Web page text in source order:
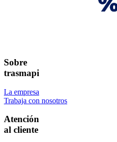
Sobre
trasmapi
La empresa
Trabaja con nosotros
Atención
al cliente